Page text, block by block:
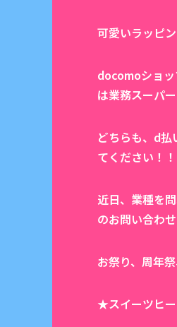
可愛いラッピ
docomoショッ
は業務スーパ
どちらも、d払
てください！！
近日、業種を
のお問い合わ
お祭り、周年
★スイーツヒー